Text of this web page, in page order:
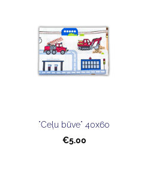
"Ceļu būve" 40x60
€5.00